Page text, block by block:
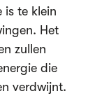
is te klein
Het
zullen
die
verdwijnt.